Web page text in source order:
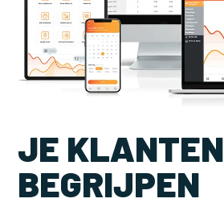
JE KLANTEN
BEGRIJPEN